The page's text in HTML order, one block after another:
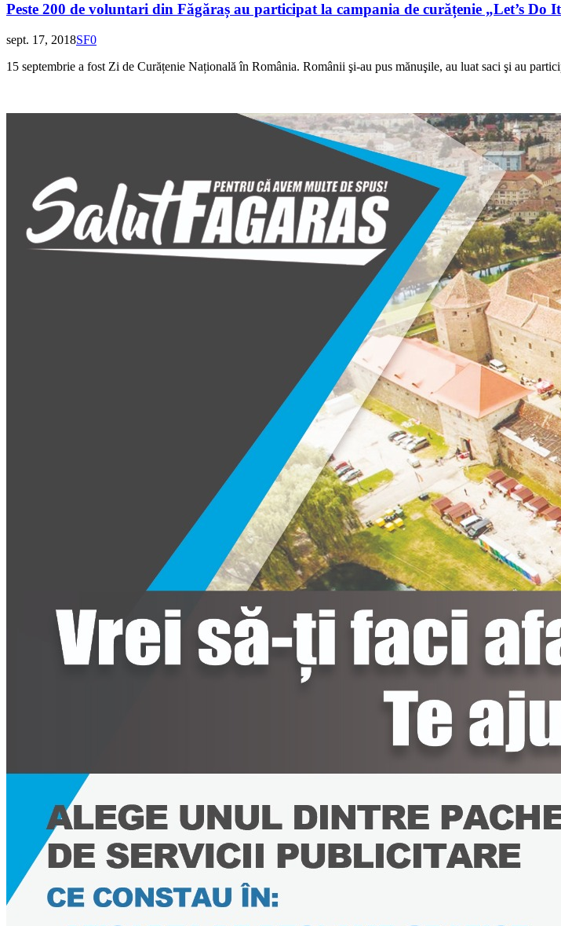
Peste 200 de voluntari din Făgăraș au participat la campania de curățenie „Let’s Do
sept. 17, 2018SF0
15 septembrie a fost Zi de Curățenie Națională în România. Românii şi-au pus mănuşile, au luat saci şi au